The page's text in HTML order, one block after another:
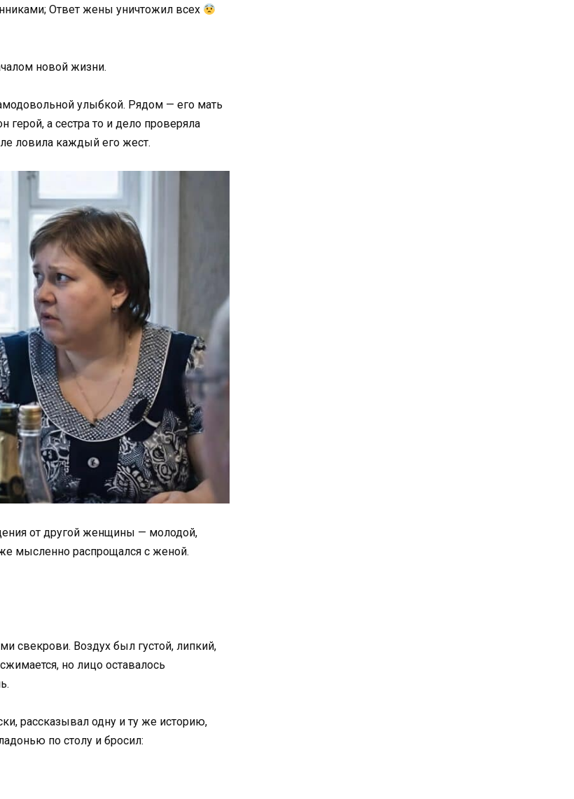
Ответ жены уничтожил всех
новой жизни.
улыбкой. Рядом — его мать
герой, а сестра то и дело проверяла
ловила каждый его жест.
от другой женщины — молодой,
мысленно распрощался с женой.
свекрови. Воздух был густой, липкий,
но лицо оставалось
рассказывал одну и ту же историю,
по столу и бросил: